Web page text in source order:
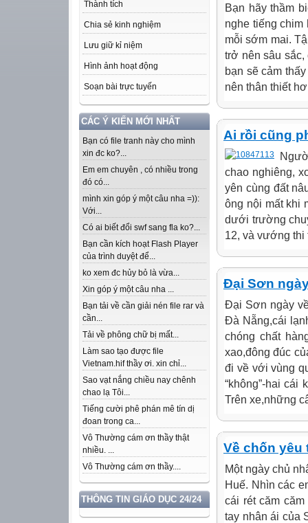
Thành tích
Chia sẻ kinh nghiệm
Lưu giữ kỉ niệm
Hình ảnh hoạt động
Soạn bài trực tuyến
CÁC Ý KIẾN MỚI NHẤT
Bạn có file tranh này cho mình
xin đc ko?...
Em em chuyên , có nhiều trong
đó có...
mình xin góp ý một câu nha =)):
Với...
Có ai biết đổi swf sang fla ko?...
Bạn cần kích hoạt Flash Player
của trình duyệt để...
ko xem đc hủy bỏ là vừa...
Xin góp ý một câu nha ...
Bạn tải về cần giải nén file rar và
cần...
Tải về phông chữ bị mất...
Làm sao tạo được file
Vietnam.hif thầy ơi. xin chỉ...
Sao vạt nắng chiều nay chênh
chao lạ Tôi...
Tiếng cười phê phán mê tín dị
đoan trong ca...
Vô Thường cám ơn thầy thật
nhiều. ...
Vô Thường cám ơn thầy....
THÔNG TIN GIÁO DỤC 24/24
Bạn hãy thầm
nghe tiếng
mỗi sớm mai.
trở nên sâu
bạn sẽ cảm
nên thân thiết
Ai rồi cũng
chao nghiêng,
yên cùng đất
ông nội mất khi
dưới trường
12, và vướng thi
Đại Sơn
Đại Sơn ngày
Đà Nẵng,cái
chóng chất
xao,đông đúc
đi về với vùng
“không”-hai cái
Trên xe,những
Về chốn
Một ngày chủ
Huế. Nhìn các
cái rét căm
tay nhân ái của